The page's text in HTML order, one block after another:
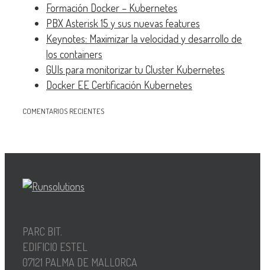
Formación Docker – Kubernetes
PBX Asterisk 15 y sus nuevas features
Keynotes: Maximizar la velocidad y desarrollo de
los containers
GUIs para monitorizar tu Cluster Kubernetes
Docker EE Certificación Kubernetes
COMENTARIOS RECIENTES
PARC BIT.
EDIFICIO ESTEL
07121 PALMA DE MALLORCA